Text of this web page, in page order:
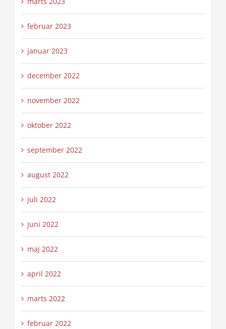
februar 2023
januar 2023
december 2022
november 2022
oktober 2022
september 2022
august 2022
juli 2022
juni 2022
maj 2022
april 2022
marts 2022
februar 2022